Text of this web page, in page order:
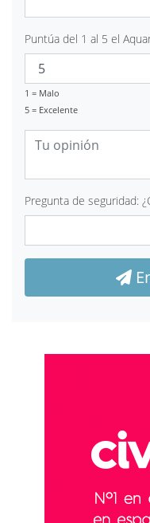
Puntúa del 1 al 5 el
1 = Malo
5 = Excelente
Pregunta de seguridad: